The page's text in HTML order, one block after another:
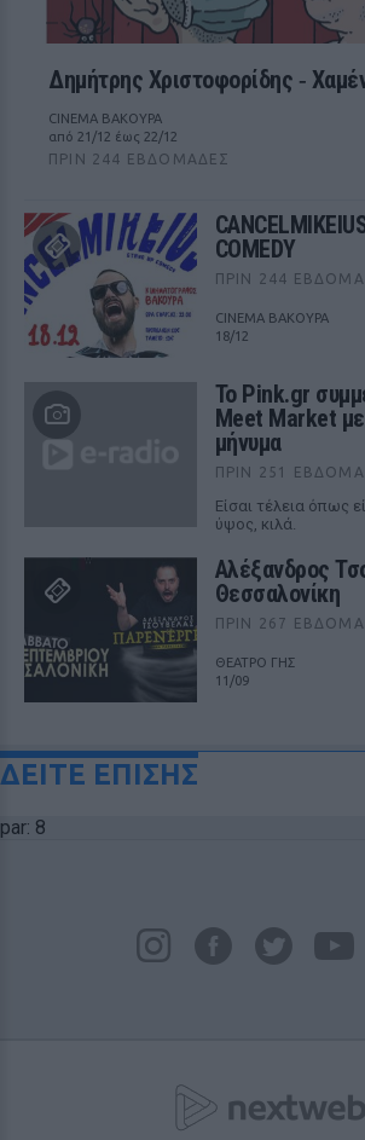
Δημήτρης Χριστοφορίδης ‑
CINEMA ΒΑΚΟΥΡΑ
από 21/12 έως 22/12
ΠΡΙΝ 244 ΕΒΔΟΜΆΔΕΣ
COMEDY
ΠΡΙΝ 244
CINEMA ΒΑΚΟΥΡΑ
18/12
Το Pink.gr
Meet Market
μήνυμα
ΠΡΙΝ 251
Είσαι τέλεια όπως
ύψος, κιλά.
Αλέξανδρος
Θεσσαλονίκη
ΠΡΙΝ 267
ΘΕΑΤΡΟ ΓΗΣ
11/09
ΔΕΙΤΕ ΕΠΙΣΗΣ
par: 8